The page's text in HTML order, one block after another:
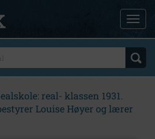
real- klassen 1931.
Louise Høyer og lærer